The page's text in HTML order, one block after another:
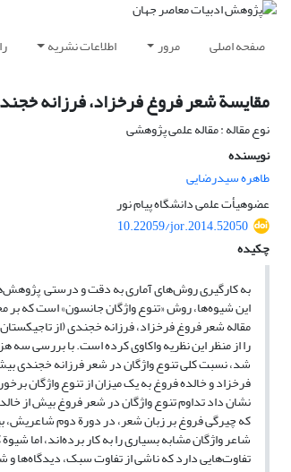
صفحه اصلی مرور اطلاعات نشریه
مقایسة شعر فروغ فرخزاد، فرزانه
نوع مقاله : مقاله علمی پژوهشی
نویسنده
طاهره سیدرضایی
عضوهیأت علمی دانشگاه پیام نور
10.22059/jor.2014.52050
چکیده
به کارگیری روش‌های آماری به دقت و درستی
این شیوه‌ها، روش «تنوع واژگان جانسون» است که بر
مقاله شعر فروغ فرخزاد، فرزانه خجندی (از
را از منظر این نظریه واکاوی کرده است. با بررسی سه
شد، نسبت کلی تنوع واژگان در شعر فرزانه خجندی
فرخزاد و خالده فروغ به یک میزان از تنوع واژگان
نشان داد تداوم تنوع واژگان در شعر فروغ بیش از
که چیرگی فروغ بر زبان شعر، در دورة دوم
شاعر واژگان مشابه بسیاری را به کار برده‌اند، اما
تفاوت‌هایی دارد که ناشی از تفاوت سبک، دیدگاه‌ها و